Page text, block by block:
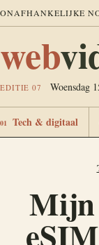
web
EDITIE 07 Woensdag
01 Tech & digitaal
Mijn